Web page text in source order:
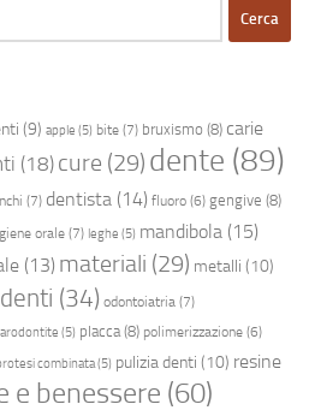
(9) apple (5) bite (7) bruxismo (8) carie
(18) cure (29) dente (89)
(7) dentista (14) fluoro (6) gengive (8)
orale (7) leghe (5) mandibola (15)
(13) materiali (29) metalli (10)
(34) odontoiatria (7)
(5) placca (8) polimerizzazione (6)
combinata(5) pulizia denti (10) resine
e benessere (60)